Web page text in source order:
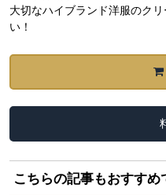
大切なハイブランド洋服のク
い！
こちらの記事もおすすめ